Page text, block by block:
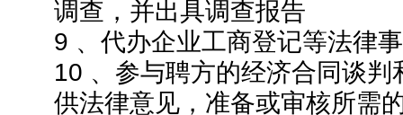
调查，并出具调查报告
9 、代办企业工商登记等法律
10 、参与聘方的经济合同谈
供法律意见，准备或审核所需